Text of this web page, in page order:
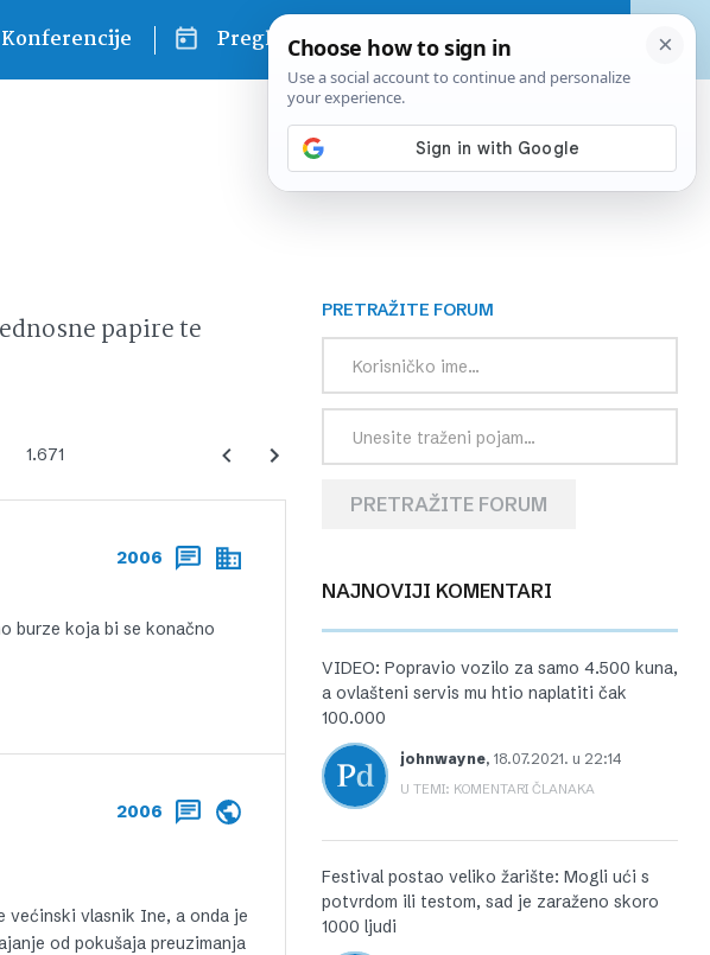
Konferencije Pregled dana
papire te
1.671
2006
burze koja bi se konačno
2006
većinski vlasnik Ine, a onda je
od pokušaja preuzimanja
PRETRAŽITE FORUM
PRETRAŽITE FORUM
NAJNOVIJI KOMENTARI
VIDEO: Popravio vozilo za samo 4.500 kuna,
a ovlašteni servis mu htio naplatiti čak
100.000
johnwayne, 18.07.2021. u 22:14
U TEMI: KOMENTARI ČLANAKA
Festival postao veliko žarište: Mogli ući s
potvrdom ili testom, sad je zaraženo skoro
1000 ljudi